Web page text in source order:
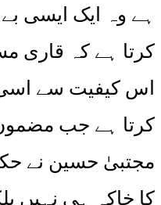
ہے وہ ایک ایسی
کرتا ہے کہ قاری
اس کیفیت سے
کرتا ہے جب
مجتبیٰ حسین نے
کا خاکہ ہی نہیں